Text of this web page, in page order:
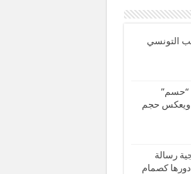
التونسي
“حسم”
ويعكس حجم
رسالة
كصمام